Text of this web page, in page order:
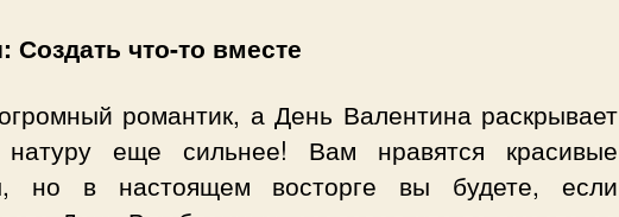
что-то вместе
романтик, а День Валентина раскрывает
еще сильнее! Вам нравятся красивые
но в настоящем восторге вы будете, если